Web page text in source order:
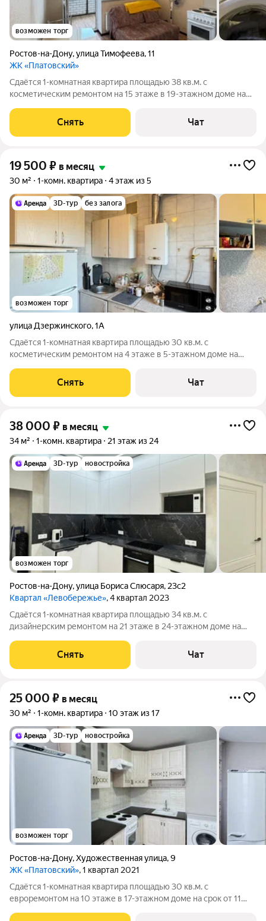
возможен торг
Ростов-на-Дону,улица Тимофеева,11
ЖК «Платовский»
Сдаётся 1-комнатная квартира площадью 38 кв.м. с
косметическим ремонтом на 15 этаже в 19-этажном доме на
Стиральная машина Холодильник Микроволновка Дом -
кирпичный, окна выходят во
Снять Чат
19 500 ₽ в месяц
30 м² 1-комн. квартира 4 этаж из 5
3D-тур без залога
возможен торг
улица Дзержинского,1А
Сдаётся 1-комнатная квартира площадью 30 кв.м. с
косметическим ремонтом на 4 этаже в 5-этажном доме на
Стиральная машина Холодильник Кондиционер
Микроволновка Дом - кирпичный. Есть
Снять Чат
38 000 ₽ в месяц
34 м² 1-комн. квартира 21 этаж из 24
3D-тур новостройка
возможен торг
Ростов-на-Дону,улица Бориса Слюсаря, 23с2
Квартал «Левобережье», 4 квартал 2023
Сдаётся 1-комнатная квартира площадью 34 кв.м. с
дизайнерским ремонтом на 21 этаже в 24-этажном доме на
Холодильник Посудомоечная машина Кондиционер
Микроволновка Дом - монолитный, окна
Снять Чат
25 000 ₽ в месяц
30 м² 1-комн. квартира 10 этаж из 17
3D-тур новостройка
возможен торг
Ростов-на-Дону,Художественная улица,9
ЖК «Платовский», 1 квартал 2021
Сдаётся 1-комнатная квартира площадью 30 кв.м. с
евроремонтом на 10 этаже в 17-этажном доме на срок от 11